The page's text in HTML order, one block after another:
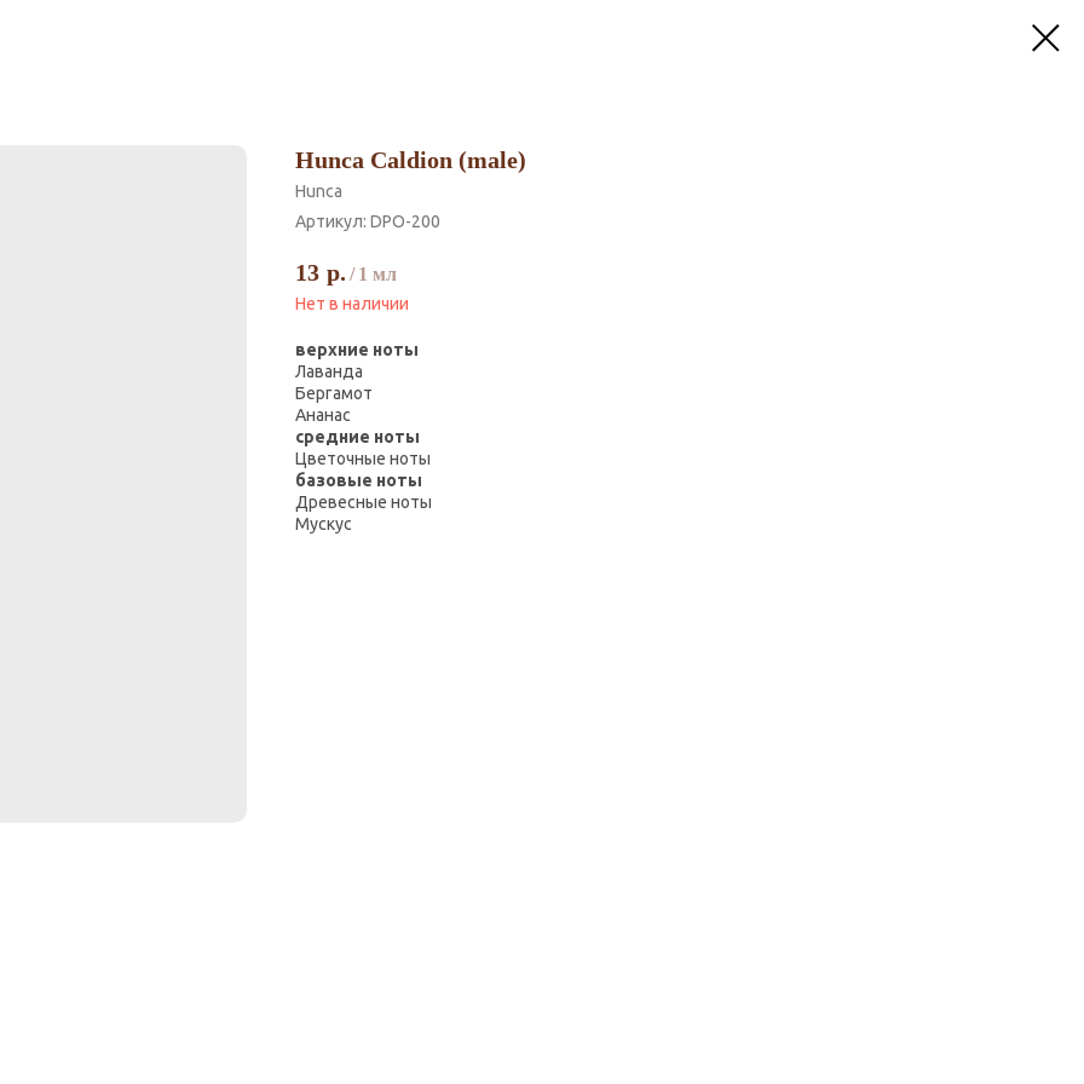
Hunca Caldion (male)
Hunca
Артикул: DPO-200
13 р. / 1 мл
Нет в наличии
верхние ноты
Лаванда
Бергамот
Ананас
средние ноты
Цветочные ноты
базовые ноты
Древесные ноты
Мускус